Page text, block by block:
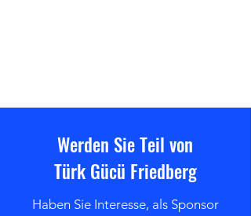
Werden Sie Teil von
Türk Gücü Friedberg
Haben Sie Interesse, als Sponsor